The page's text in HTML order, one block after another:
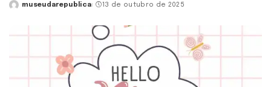
Posted
museudarepublica 13 de outubro de 2025